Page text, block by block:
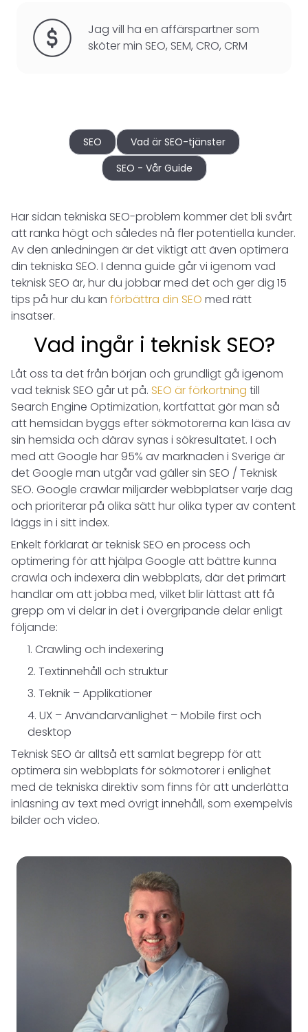
Jag vill ha en affärspartner som
sköter min SEO, SEM, CRO, CRM
SEO
Vad är SEO-tjänster
SEO - Vår Guide
Har sidan tekniska SEO-problem kommer det bli svårt
att ranka högt och således nå fler potentiella kunder.
Av den anledningen är det viktigt att även optimera
din tekniska SEO. I denna guide går vi igenom vad
teknisk SEO är, hur du jobbar med det och ger dig 15
tips på hur du kan förbättra din SEO med rätt
insatser.
Vad ingår i teknisk SEO?
Låt oss ta det från början och grundligt gå igenom
vad teknisk SEO går ut på. SEO är förkortning till
Search Engine Optimization, kortfattat gör man så
att hemsidan byggs efter sökmotorerna kan läsa av
sin hemsida och därav synas i sökresultatet. I och
med att Google har 95% av marknaden i Sverige är
det Google man utgår vad gäller sin SEO / Teknisk
SEO. Google crawlar miljarder webbplatser varje dag
och prioriterar på olika sätt hur olika typer av content
läggs in i sitt index.
Enkelt förklarat är teknisk SEO en process och
optimering för att hjälpa Google att bättre kunna
crawla och indexera din webbplats, där det primärt
handlar om att jobba med, vilket blir lättast att få
grepp om vi delar in det i övergripande delar enligt
följande:
Crawling och indexering
Textinnehåll och struktur
Teknik – Applikationer
UX – Användarvänlighet – Mobile first och
desktop
Teknisk SEO är alltså ett samlat begrepp för att
optimera sin webbplats för sökmotorer i enlighet
med de tekniska direktiv som finns för att underlätta
inläsning av text med övrigt innehåll, som exempelvis
bilder och video.